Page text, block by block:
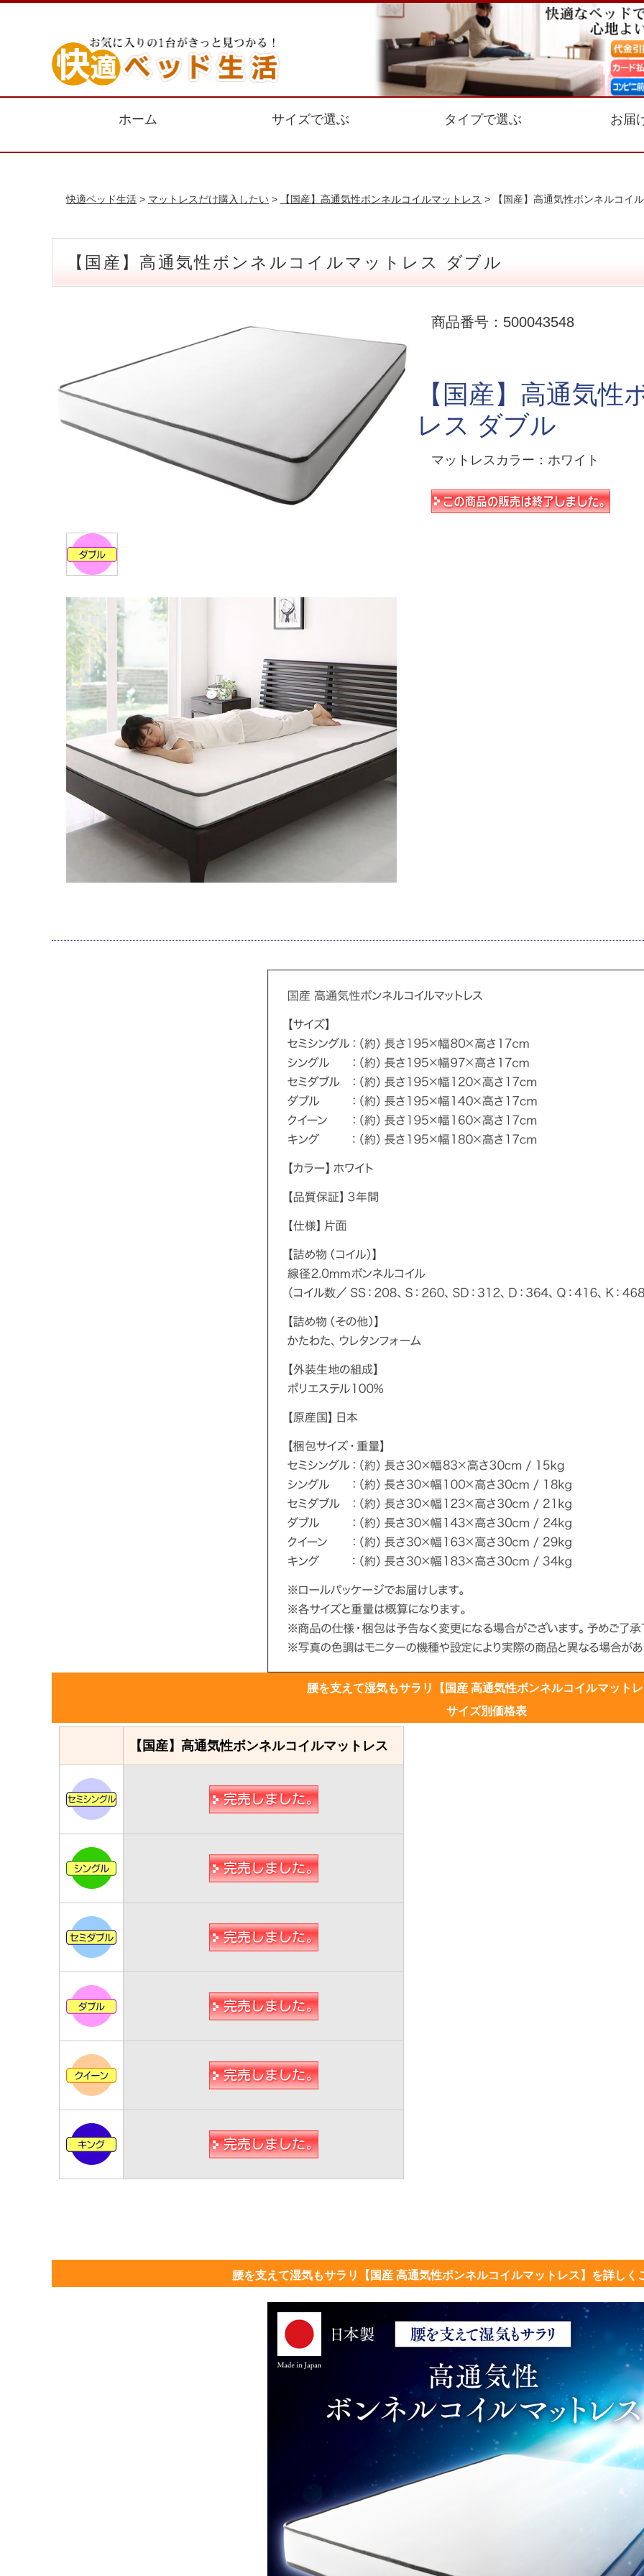
ホーム サイズで選ぶ タイプで選ぶ お届
快適ベッド生活 > マットレスだけ購入したい > 【国産】高通気性ボンネルコイルマットレス > 【国産】高通気性ボンネルコイ
【国産】高通気性ボンネルコイルマットレス ダブル
商品番号：500043548
【国産】高通気
レス ダブル
マットレスカラー：ホワイト
腰を支えて湿気もサラリ【国産 高通気性ボンネルコイルマット
サイズ別価格表
【国産】高通気性ボンネルコイルマットレス
腰を支えて湿気もサラリ【国産 高通気性ボンネルコイルマットレス】を詳しく